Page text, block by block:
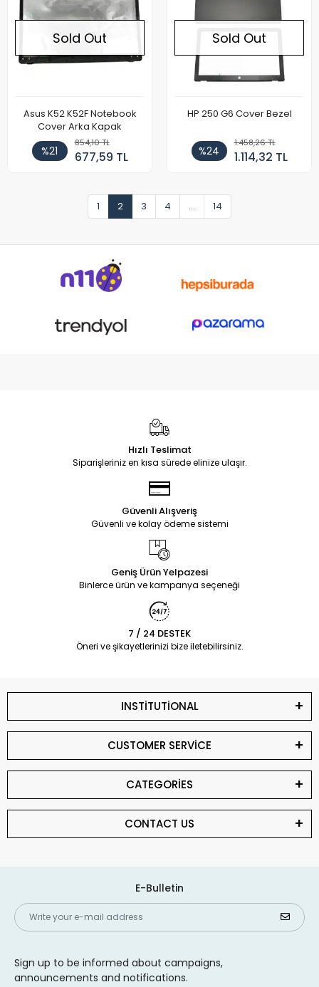
Sold Out
Asus K52 K52F Notebook
Cover Arka Kapak
%21
854,10 TL
677,59 TL
Sold Out
HP 250 G6 Cover Bezel
%24
1.458,26 TL
1.114,32 TL
1 2 3 4 ... 14
Hızlı Teslimat
Siparişleriniz en kısa sürede elinize ulaşır.
Güvenli Alışveriş
Güvenli ve kolay ödeme sistemi
Geniş Ürün Yelpazesi
Binlerce ürün ve kampanya seçeneği
7 / 24 DESTEK
Öneri ve şikayetlerinizi bize iletebilirsiniz.
INSTİTUTİONAL
CUSTOMER SERVİCE
CATEGORİES
CONTACT US
E-Bulletin
Sign up to be informed about campaigns,
announcements and notifications.